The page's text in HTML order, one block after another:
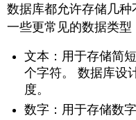
数据库都允许存储几
一些更常见的数据类型
文本：用于存储简
个字符。 数据库设
度。
数字：用于存储数